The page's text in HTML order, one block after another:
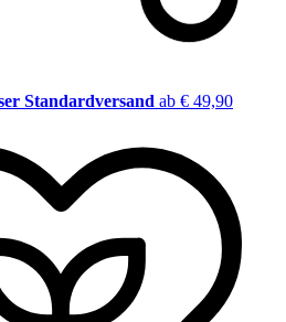
Standardversand ab € 49,90